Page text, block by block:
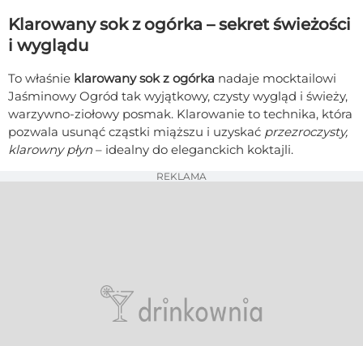
Klarowany sok z ogórka – sekret świeżości
i wyglądu
To właśnie klarowany sok z ogórka nadaje mocktailowi
Jaśminowy Ogród tak wyjątkowy, czysty wygląd i świeży,
warzywno-ziołowy posmak. Klarowanie to technika, która
pozwala usunąć cząstki miąższu i uzyskać przezroczysty,
klarowny płyn – idealny do eleganckich koktajli.
REKLAMA